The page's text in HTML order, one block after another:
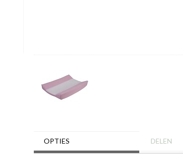
OPTIES DELEN